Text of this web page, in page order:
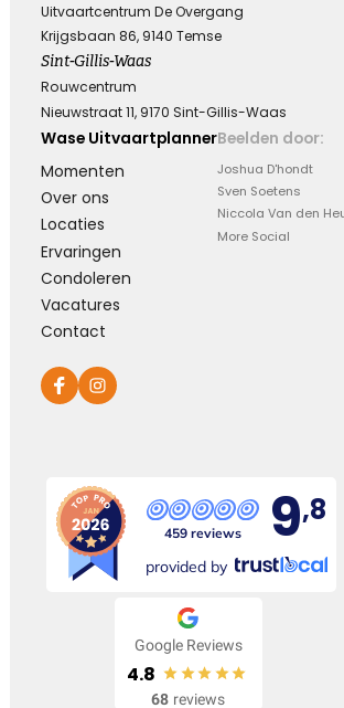
Uitvaartcentrum De Overgang
Krijgsbaan 86, 9140 Temse
Sint-Gillis-Waas
Rouwcentrum
Nieuwstraat 11, 9170 Sint-Gillis-Waas
Wase Uitvaartplanner
Momenten
Over ons
Locaties
Ervaringen
Condoleren
Vacatures
Contact
Beelden door:
Joshua D'hondt
Sven Soetens
Niccola Van den
More Social
459 reviews 9,8
provided by
Google Reviews
4.8
68 reviews